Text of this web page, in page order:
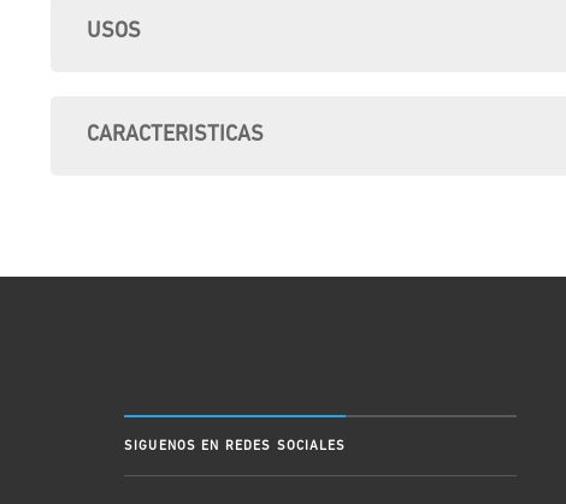
USOS
CARACTERISTICAS
SIGUENOS EN REDES SOCIALES